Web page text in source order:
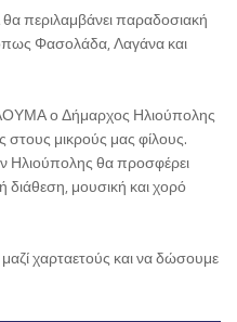
περιλαμβάνει παραδοσιακή
Φασολάδα, Λαγάνα και
ο Δήμαρχος Ηλιούπολης
μικρούς μας φίλους.
Ηλιούπολης θα προσφέρει
διάθεση, μουσική και χορό
χαρταετούς και να δώσουμε